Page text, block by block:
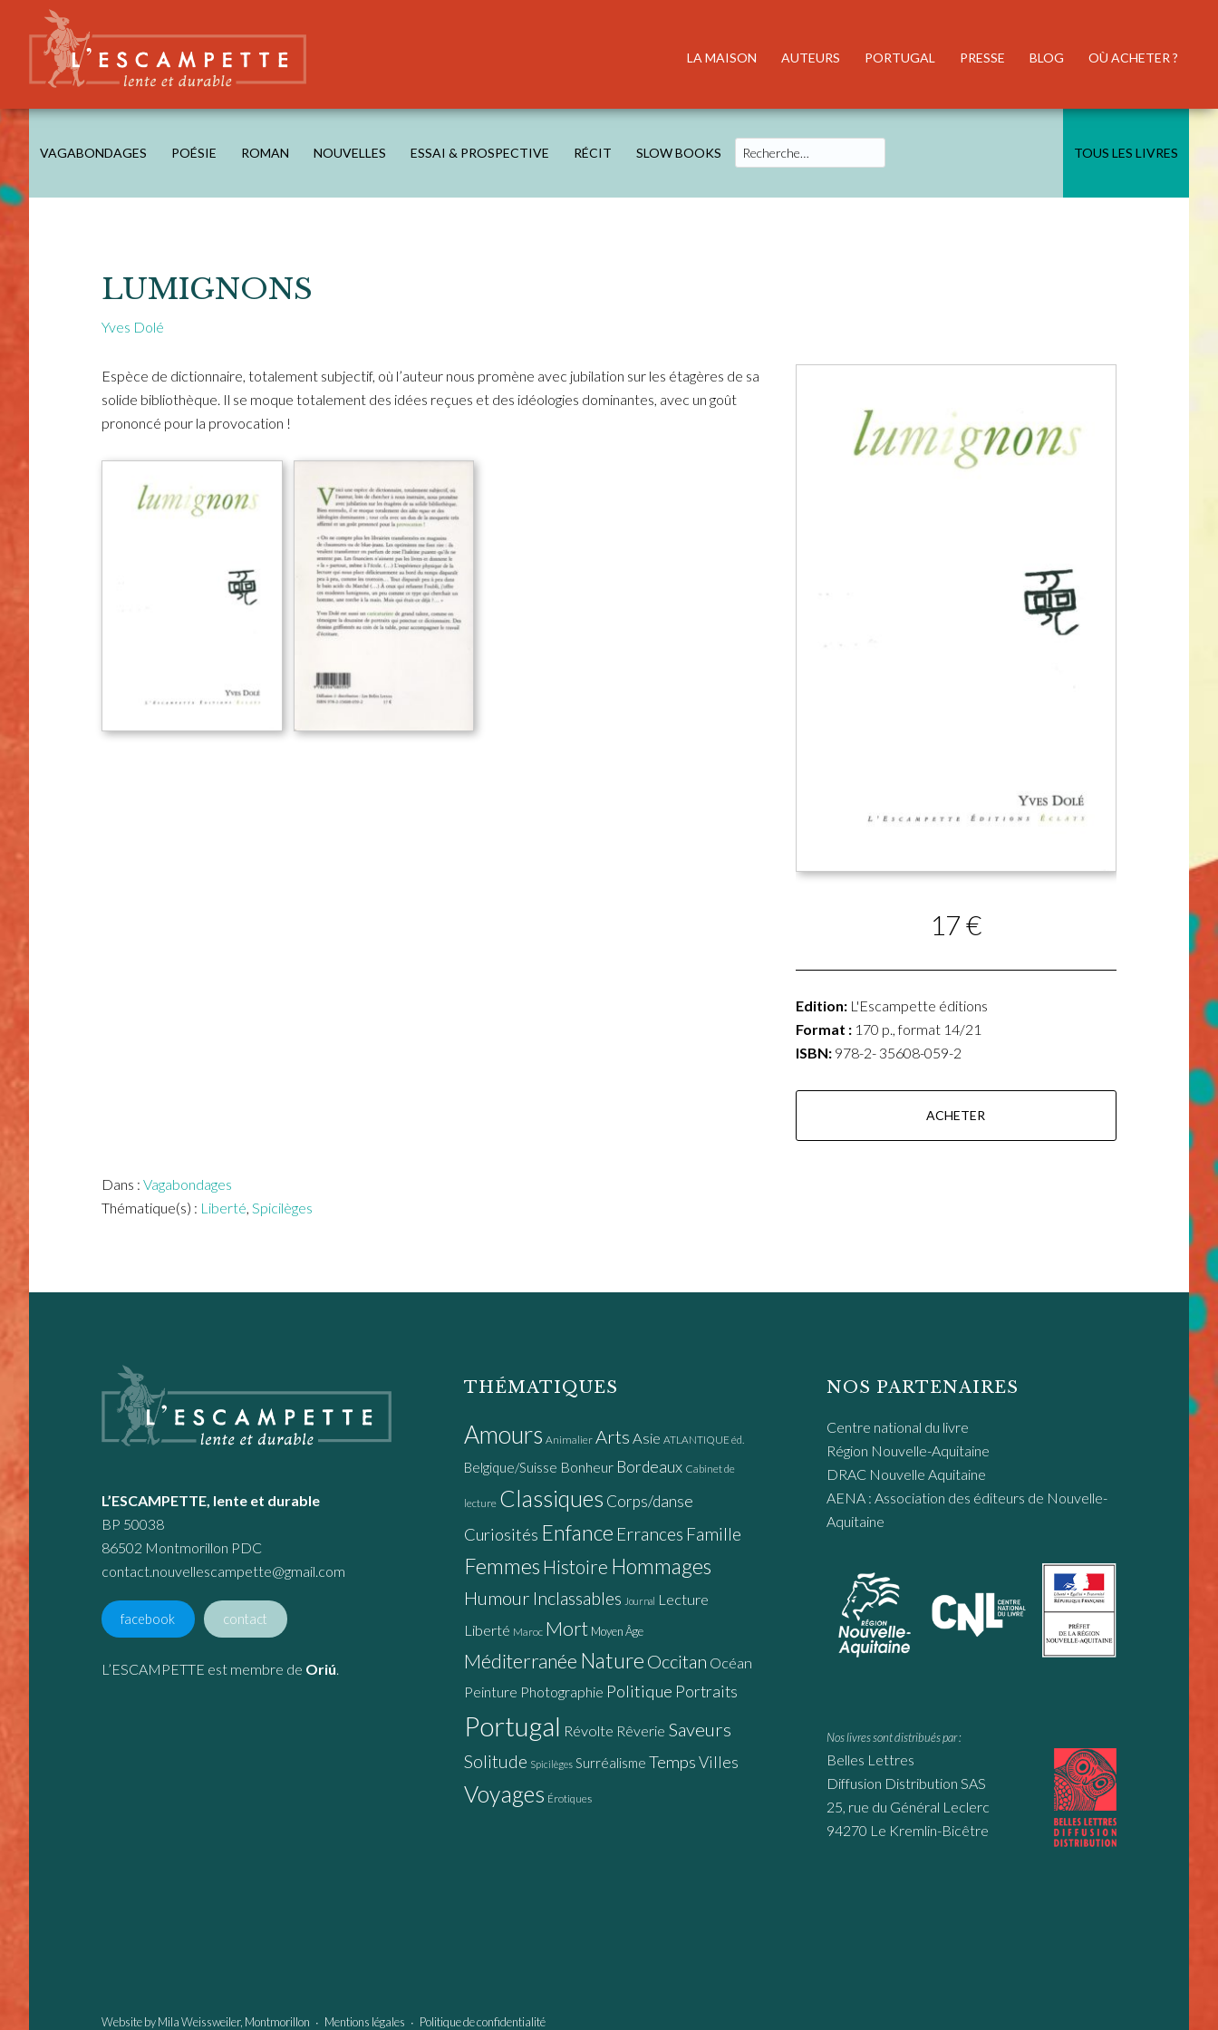
content
secondary
navigation
L'ESCAMPETTE
éditions lentes & durables
LA MAISON AUTEURS PORTUGAL PRESSE BLOG OÙ ACHETER ?
VAGABONDAGES POÉSIE ROMAN NOUVELLES ESSAI & PROSPECTIVE RÉCIT SLOW BOOKS
Search
TOUS LES LIVRES
LUMIGNONS
Yves Dolé
17 €
Edition: L'Escampette éditions
Format : 170 p., format 14/21
ISBN: 978-2- 35608-059-2
ACHETER
Espèce de dictionnaire, totalement subjectif, où l’auteur nous promène avec jubilation sur les étagères de sa
solide bibliothèque. Il se moque totalement des idées reçues et des idéologies dominantes, avec un goût
prononcé pour la provocation !
Dans : Vagabondages
Thématique(s) : Liberté Spicilèges
L’ESCAMPETTE, lente et durable
BP 50038
86502 Montmorillon PDC
contact.nouvellescampette@gmail.com
facebook contact
L’ESCAMPETTE est membre de Oriú.
THÉMATIQUES
Amours Animalier Arts Asie ATLANTIQUE éd.
Belgique/Suisse Bonheur Bordeaux Cabinet de
lecture Classiques Corps/danse
Curiosités Enfance Errances Famille
Femmes Histoire Hommages
Humour Inclassables Journal Lecture
Liberté Maroc Mort Moyen Âge
Méditerranée Nature Occitan Océan
Peinture Photographie Politique Portraits
Portugal Révolte Rêverie Saveurs
Solitude Spicilèges Surréalisme TempsVilles
Voyages Érotiques
NOS PARTENAIRES
Centre national du livre
Région Nouvelle-Aquitaine
DRAC Nouvelle Aquitaine
AENA : Association des éditeurs de Nouvelle-
Aquitaine
Nos livres sont distribués par :
Belles Lettres
Diffusion Distribution SAS
25, rue du Général Leclerc
94270 Le Kremlin-Bicêtre
Website byMila Weissweiler, Montmorillon ∙ Mentions légales ∙ Politique de confidentialité